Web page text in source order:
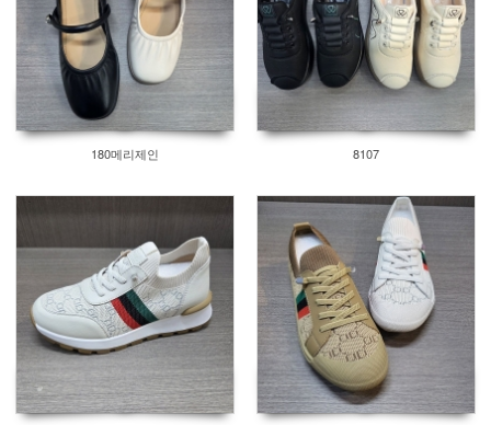
180메리제인 8107